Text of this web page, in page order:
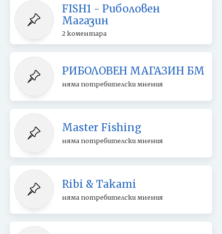
FISH1 - Риболовен
Магазин
2 коментара
РИБОЛОВЕН МАГАЗИН БМ
няма потребителски мнения
Master Fishing
няма потребителски мнения
Ribi & Takami
няма потребителски мнения